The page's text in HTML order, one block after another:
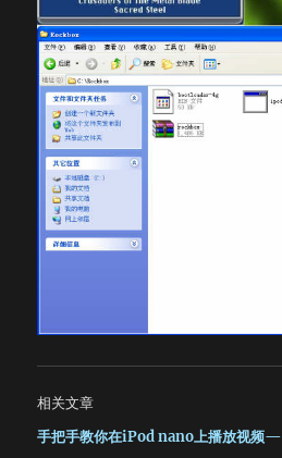
相关文章
手把手教你在iPod nano上播放视频